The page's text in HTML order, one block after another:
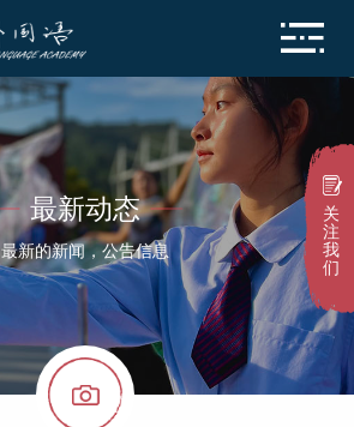
关
注
我
们
最新动态
最新的新闻，公告信息